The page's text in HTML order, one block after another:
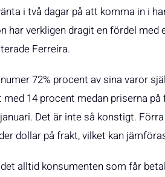
i två dagar på att komma in i
har verkligen dragit en fördel
Ferreira.
72% procent av sina varor
med 14 procent medan priserna
Det är inte så konstigt.
dollar på frakt, vilket kan
alltid konsumenten som får